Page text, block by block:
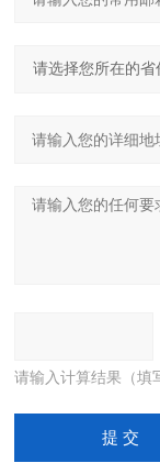
请输入计算结果（填